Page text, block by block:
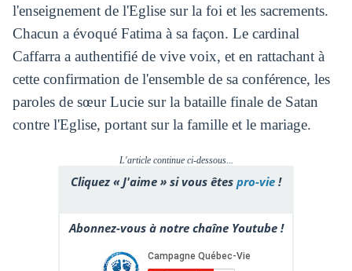
l'enseignement de l'Eglise sur la foi et les sacrements.
Chacun a évoqué Fatima à sa façon. Le cardinal
Caffarra a authentifié de vive voix, et en rattachant à
cette confirmation de l'ensemble de sa conférence, les
paroles de sœur Lucie sur la bataille finale de Satan
contre l'Eglise, portant sur la famille et le mariage.
L'article continue ci-dessous...
Cliquez « J'aime » si vous êtes pro-vie !
Abonnez-vous à notre chaîne Youtube !